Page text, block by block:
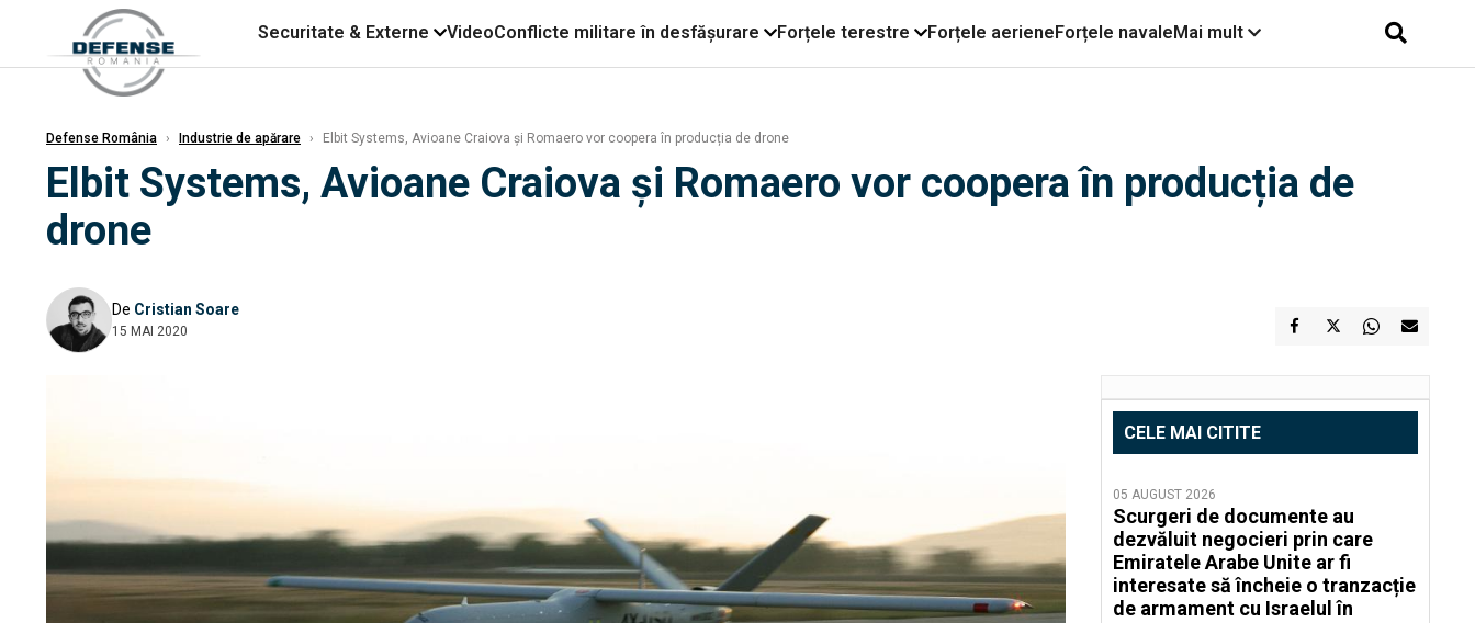
Securitate & Externe VideoConflicte militare în desfășurare Forțele terestre Forțele aerieneForțele navaleMai mult
Defense România › Industrie de apărare › Elbit Systems, Avioane Craiova și Romaero vor coopera în producția de drone
Elbit Systems, Avioane Craiova și Romaero vor coopera în producția de
drone
De Cristian Soare
15 MAI 2020
CELE MAI CITITE
05 AUGUST 2026
Scurgeri de documente au
dezvăluit negocieri prin care
Emiratele Arabe Unite ar fi
interesate să încheie o tranzacție
de armament cu Israelul în